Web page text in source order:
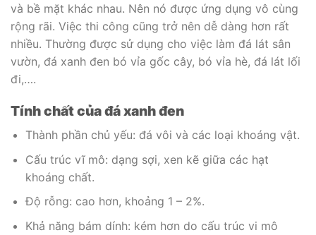
và bề mặt khác nhau. Nên nó được ứng dụng vô cùng
rộng rãi. Việc thi công cũng trở nên dễ dàng hơn rất
nhiều. Thường được sử dụng cho việc làm đá lát sân
vườn, đá xanh đen bó vỉa gốc cây, bó vỉa hè, đá lát lối
đi,….
Tính chấtcủa đá xanh đen
Thành phần chủ yếu: đá vôi và các loại khoáng vật.
Cấu trúc vĩ mô: dạng sợi, xen kẽ giữa các hạt
khoáng chất.
Độ rỗng: cao hơn, khoảng 1 – 2%.
Khả năng bám dính: kém hơn do cấu trúc vi mô